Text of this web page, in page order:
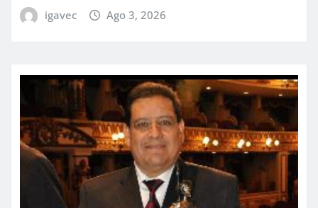
igavec Ago 3, 2026